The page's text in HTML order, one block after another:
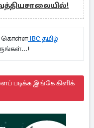
கொள்ளIBC தமிழ்
படிக்க இங்கே கிளிக்